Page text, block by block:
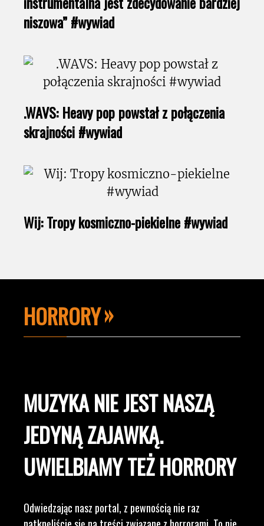
niszowa” #wywiad
.WAVS: Heavy pop powstał z połączenia
skrajności #wywiad
Wij: Tropy kosmiczno-piekielne #wywiad
HORRORY
MUZYKA NIE JEST NASZĄ
JEDYNĄ ZAJAWKĄ.
UWIELBIAMY TEŻ HORRORY
Odwiedzając nasz portal, z pewnością nie raz